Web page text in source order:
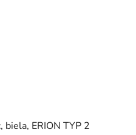
ERION TYP 2